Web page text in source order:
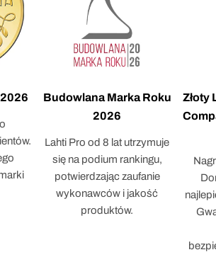
Budowlana Marka Roku
2026
Lahti Pro od 8 lat utrzymuje
się na podium rankingu,
potwierdzając zaufanie
wykonawców i jakość
produktów.
Złoty